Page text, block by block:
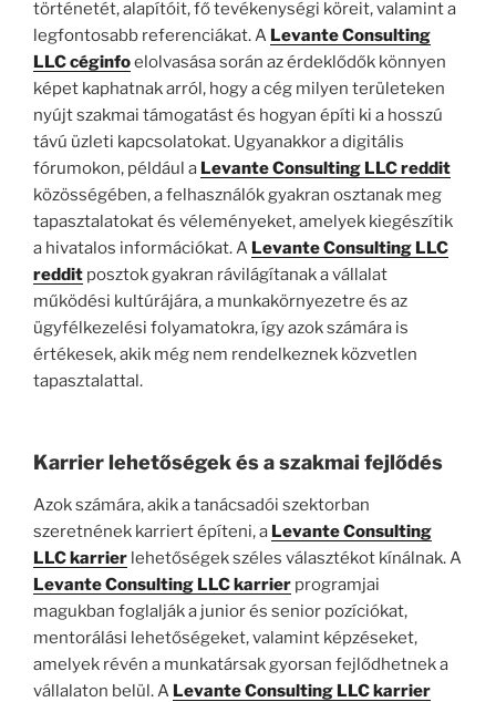
történetét, alapítóit, fő tevékenységi köreit, valamint a
legfontosabb referenciákat. A Levante Consulting
LLC céginfoelolvasása során az érdeklődők könnyen
képet kaphatnak arról, hogy a cég milyen területeken
nyújt szakmai támogatást és hogyan építi ki a hosszú
távú üzleti kapcsolatokat. Ugyanakkor a digitális
fórumokon, például a Levante Consulting LLC reddit
közösségében, a felhasználók gyakran osztanak meg
tapasztalatokat és véleményeket, amelyek kiegészítik
a hivatalos információkat. A Levante Consulting LLC
reddit posztok gyakran rávilágítanak a vállalat
működési kultúrájára, a munkakörnyezetre és az
ügyfélkezelési folyamatokra, így azok számára is
értékesek, akik még nem rendelkeznek közvetlen
tapasztalattal.
Karrier lehetőségek és a szakmai fejlődés
Azok számára, akik a tanácsadói szektorban
szeretnének karriert építeni, a Levante Consulting
LLC karrier lehetőségek széles választékot kínálnak. A
Levante Consulting LLC karrier programjai
magukban foglalják a junior és senior pozíciókat,
mentorálási lehetőségeket, valamint képzéseket,
amelyek révén a munkatársak gyorsan fejlődhetnek a
vállalaton belül. A Levante Consulting LLC karrier